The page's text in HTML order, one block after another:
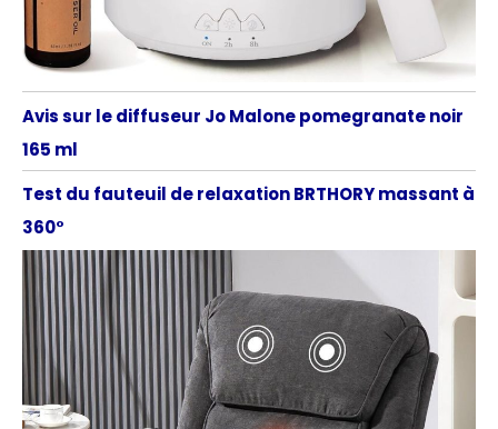
Avis sur le diffuseur Jo Malone pomegranate noir
165 ml
Test du fauteuil de relaxation BRTHORY massant à
360°